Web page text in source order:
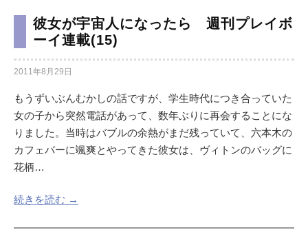
彼女が宇宙人になったら 週刊プレイボ
ーイ連載(15)
2011年8月29日
もうずいぶんむかしの話ですが、学生時代につき合っていた
女の子から突然電話があって、数年ぶりに再会することにな
りました。当時はバブルの余熱がまだ残っていて、六本木の
カフェバーに颯爽とやってきた彼女は、ヴィトンのバッグに
花柄…
続きを読む →